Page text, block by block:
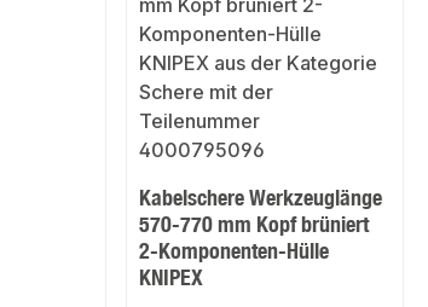
Kabelschere Werkzeuglänge
570-770 mm Kopf brüniert
2-Komponenten-Hülle
KNIPEX